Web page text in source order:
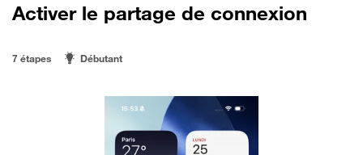
Activer le partage de connexion
7 étapes Débutant